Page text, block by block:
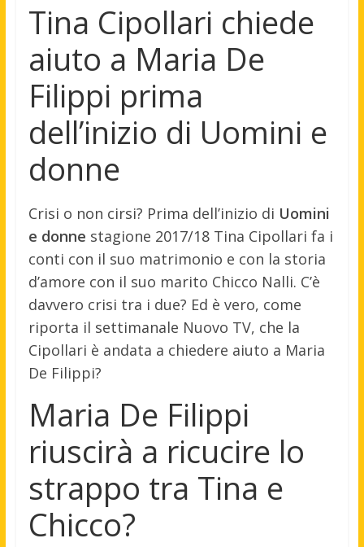
Tina Cipollari chiede
aiuto a Maria De
Filippi prima
dell’inizio di Uomini e
donne
Crisi o non cirsi? Prima dell’inizio di Uomini
e donne stagione 2017/18 Tina Cipollari fa i
conti con il suo matrimonio e con la storia
d’amore con il suo marito Chicco Nalli. C’è
davvero crisi tra i due? Ed è vero, come
riporta il settimanale Nuovo TV, che la
Cipollari è andata a chiedere aiuto a Maria
De Filippi?
Maria De Filippi
riuscirà a ricucire lo
strappo tra Tina e
Chicco?